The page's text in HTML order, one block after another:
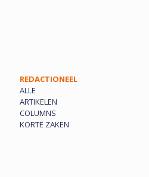
REDACTIONEEL
ALLE
ARTIKELEN
COLUMNS
KORTE ZAKEN